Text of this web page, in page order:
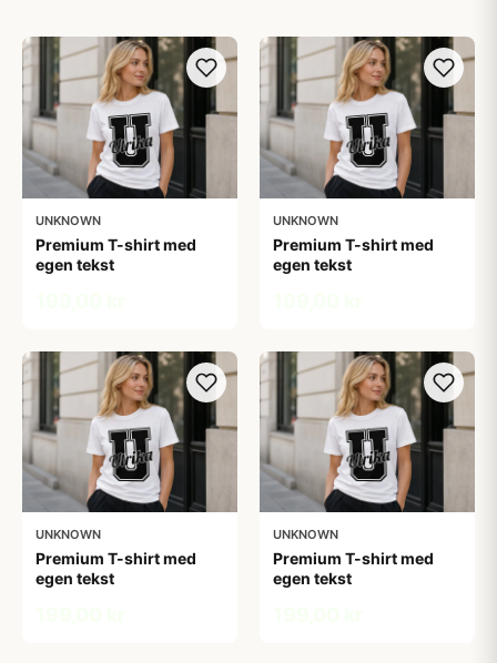
UNKNOWN
Premium T-shirt med
egen tekst
UNKNOWN
Premium T-shirt med
egen tekst
UNKNOWN
Premium T-shirt med
egen tekst
UNKNOWN
Premium T-shirt med
egen tekst